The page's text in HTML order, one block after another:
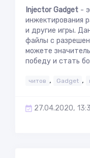
Injector Gadget -
инжектирования
и другие игры.
файлы с
можете
победу и стать
читов , Gadget ,
27.04.2020,